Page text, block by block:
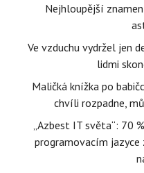
Nejhloupější
Ve vzduchu vydržel jen
lidmi
Maličká knížka po
chvíli rozpadne,
„Azbest IT světa“: 70
programovacím jazyce